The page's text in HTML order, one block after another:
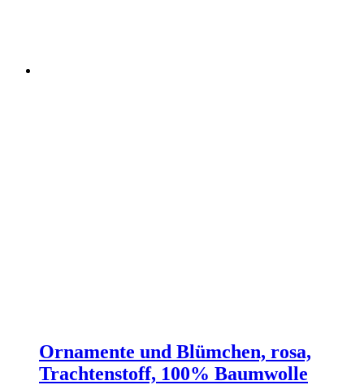
Ornamente und Blümchen, rosa,
Trachtenstoff, 100% Baumwolle